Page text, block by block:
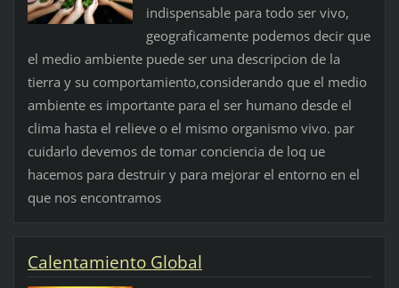
indispensable para todo ser vivo,
geograficamente podemos decir que
el medio ambiente puede ser una descripcion de la
tierra y su comportamiento,considerando que el medio
ambiente es importante para el ser humano desde el
clima hasta el relieve o el mismo organismo vivo. par
cuidarlo devemos de tomar conciencia de loq ue
hacemos para destruir y para mejorar el entorno en el
que nos encontramos
Calentamiento Global